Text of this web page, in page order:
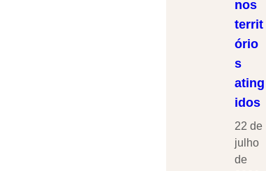
nos
territ
ório
s
ating
idos
22 de
julho
de